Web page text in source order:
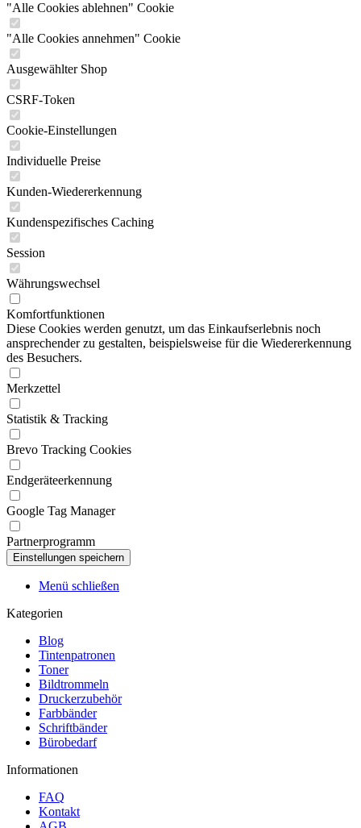
"Alle Cookies ablehnen" Cookie
"Alle Cookies annehmen" Cookie
Ausgewählter Shop
CSRF-Token
Cookie-Einstellungen
Individuelle Preise
Kunden-Wiedererkennung
Kundenspezifisches Caching
Session
Währungswechsel
Komfortfunktionen
Diese Cookies werden genutzt, um das Einkaufserlebnis noch
ansprechender zu gestalten, beispielsweise für die Wiedererkennung
des Besuchers.
Merkzettel
Statistik & Tracking
Brevo Tracking Cookies
Endgeräteerkennung
Google Tag Manager
Partnerprogramm
Menü schließen
Kategorien
Blog
Tintenpatronen
Toner
Bildtrommeln
Druckerzubehör
Farbbänder
Schriftbänder
Bürobedarf
Informationen
FAQ
Kontakt